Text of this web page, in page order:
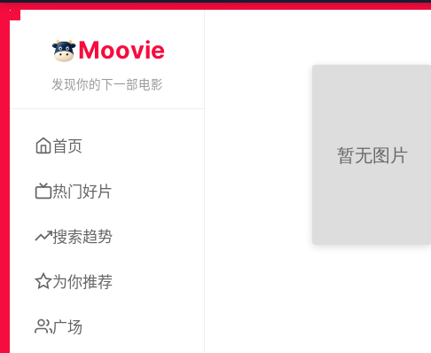
Moovie
发现你的下一部电影
首页
热门好片
搜索趋势
为你推荐
广场